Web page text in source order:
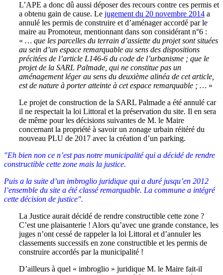
L’APE a donc dû aussi déposer des recours contre ces permis et
a obtenu gain de cause. Le jugement du 20 novembre 2014 a
annulé les permis de construire et d’aménager accordé par le
maire au Promoteur, mentionnant dans son considérant n°6 :
« … que les parcelles du terrain d’assiette du projet sont situées
au sein d’un espace remarquable au sens des dispositions
précitées de l’article L146-6 du code de l’urbanisme ; que le
projet de la SARL Palmade, qui ne constitue pas un
aménagement léger au sens du deuxième alinéa de cet article,
est de nature à porter atteinte à cet espace remarquable ; … »
Le projet de construction de la SARL Palmade a été annulé car
il ne respectait la loi Littoral et la préservation du site. Il en sera
de même pour les décisions suivantes de M. le Maire
concernant la propriété à savoir un zonage urbain réitéré du
nouveau PLU de 2017 avec la création d’un parking.
"Eh bien non ce n’est pas notre municipalité qui a décidé de rendre
constructible cette zone mais la justice.
Puis a la suite d’un imbroglio juridique qui a duré jusqu’en 2012
l’ensemble du site a été classé remarquable. La commune a intégré
cette décision de justice".
La Justice aurait décidé de rendre constructible cette zone ?
C’est une plaisanterie ! Alors qu’avec une grande constance, les
juges n’ont cessé de rappeler la loi Littoral et d’annuler les
classements successifs en zone constructible et les permis de
construire accordés par la municipalité !
D’ailleurs à quel « imbroglio » juridique M. le Maire fait-il